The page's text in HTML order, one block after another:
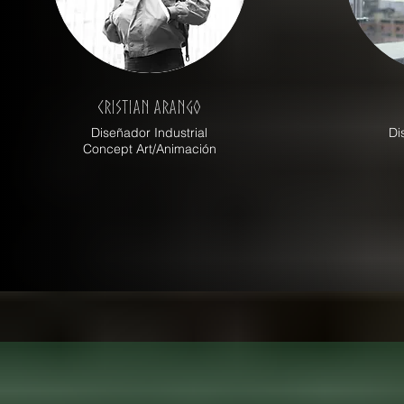
Cristian Arango
Diseñador Industrial
Concept Art/Animación